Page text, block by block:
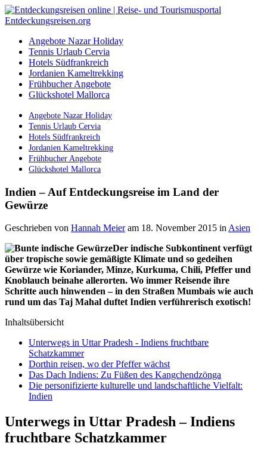
Angebote Nazar Holiday
Tennis Urlaub Cervia
Hotels Südfrankreich
Jordanien Kameltrekking
Frühbucher Angebote
Glückshotel Mallorca
Angebote Nazar Holiday
Tennis Urlaub Cervia
Hotels Südfrankreich
Jordanien Kameltrekking
Frühbucher Angebote
Glückshotel Mallorca
Indien – Auf Entdeckungsreise im Land der
Gewürze
Geschrieben von Hannah Meier am 18. November 2015 inAsien
Der indische Subkontinent verfügt
über tropische sowie gemäßigte Klimate und so gedeihen
Gewürze wie Koriander, Minze, Kurkuma, Chili, Pfeffer und
Knoblauch beinahe allerorten. Wo immer Reisende ihre
Schritte auch hinwenden – in den Straßen Mumbais wie auch
rund um das Taj Mahal duftet Indien verführerisch exotisch!
Inhaltsübersicht
Unterwegs in Uttar Pradesh - Indiens fruchtbare
Schatzkammer
Dorthin reisen, wo der Pfeffer wächst
Das Dach Indiens: Zu Füßen des Kangchendzönga
Die personifizierte kulturelle und landschaftliche Vielfalt:
Indien
Unterwegs in Uttar Pradesh – Indiens
fruchtbare Schatzkammer